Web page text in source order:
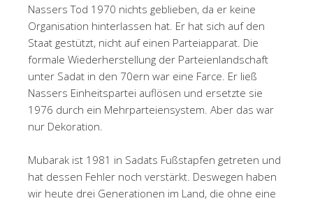
Nassers Tod 1970 nichts geblieben, da er keine
Organisation hinterlassen hat. Er hat sich auf den
Staat gestützt, nicht auf einen Parteiapparat. Die
formale Wiederherstellung der Parteienlandschaft
unter Sadat in den 70ern war eine Farce. Er ließ
Nassers Einheitspartei auflösen und ersetzte sie
1976 durch ein Mehrparteiensystem. Aber das war
nur Dekoration.
Mubarak ist 1981 in Sadats Fußstapfen getreten und
hat dessen Fehler noch verstärkt. Deswegen haben
wir heute drei Generationen im Land, die ohne eine